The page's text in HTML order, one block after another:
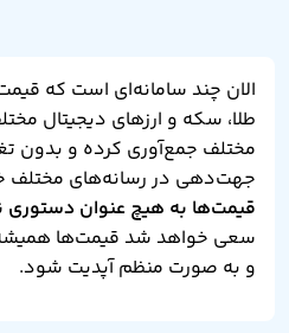
الان چند سامانه‌ای است که قیمت
طلا، سکه و ارزهای دیجیتال
مختلف جمع‌آوری کرده و بدون
جهت‌دهی در رسانه‌های مختلف
قیمت‌ها به هیچ عنوان
سعی خواهد شد قیمت‌ها همیشه
و به صورت منظم آپدیت شود.